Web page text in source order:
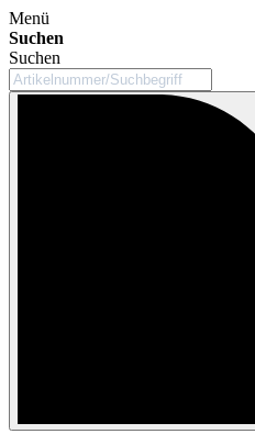
Menü
Suchen
Suchen